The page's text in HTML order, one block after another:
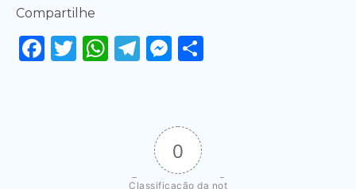
Compartilhe
Facebook
Twitter
WhatsApp
Telegram
Messenger
0
Classificação da not